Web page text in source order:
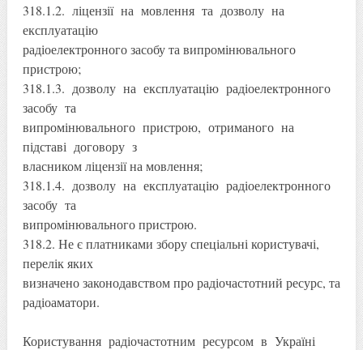
318.1.2. ліцензії на мовлення та дозволу на
експлуатацію
радіоелектронного засобу та випромінювального
пристрою;
318.1.3. дозволу на експлуатацію радіоелектронного
засобу та
випромінювального пристрою, отриманого на
підставі договору з
власником ліцензії на мовлення;
318.1.4. дозволу на експлуатацію радіоелектронного
засобу та
випромінювального пристрою.
318.2. Не є платниками збору спеціальні користувачі,
перелік яких
визначено законодавством про радіочастотний ресурс, та
радіоаматори.
Користування радіочастотним ресурсом в Україні